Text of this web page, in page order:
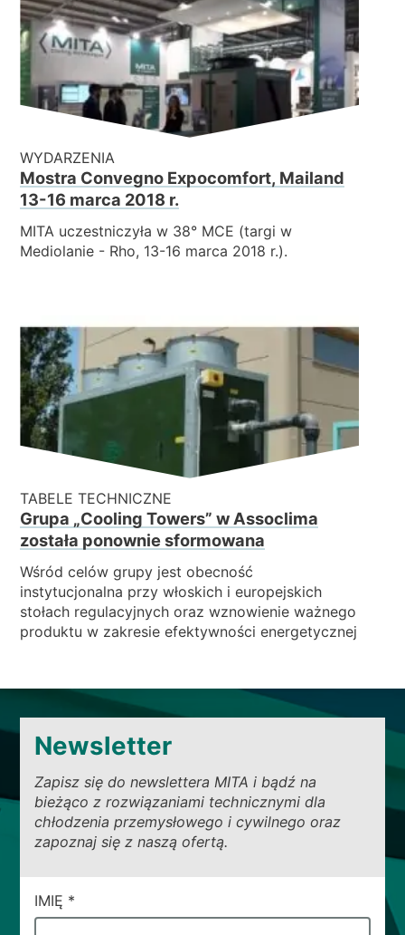
WYDARZENIA
Mostra Convegno Expocomfort, Mailand
13-16 marca 2018 r.
MITA uczestniczyła w 38° MCE (targi w
Mediolanie - Rho, 13-16 marca 2018 r.).
TABELE TECHNICZNE
Grupa „Cooling Towers” w Assoclima
została ponownie sformowana
Wśród celów grupy jest obecność
instytucjonalna przy włoskich i europejskich
stołach regulacyjnych oraz wznowienie ważnego
produktu w zakresie efektywności energetycznej
Newsletter
Zapisz się do newslettera MITA i bądź na
bieżąco z rozwiązaniami technicznymi dla
chłodzenia przemysłowego i cywilnego oraz
zapoznaj się z naszą ofertą.
CAMPI
DI
IMIĘ *